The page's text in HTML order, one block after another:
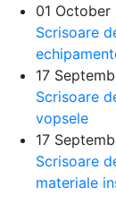
01 October
Scrisoare
17
Scrisoare
vopsele
17
Scrisoare
materiale